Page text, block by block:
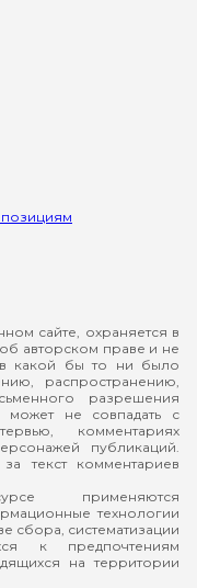
сайте, охраняется в
авторском праве и не
какой бы то ни было
распространению,
разрешения
может не совпадать с
комментариях
публикаций.
текст комментариев
применяются
технологии
сбора, систематизации
к предпочтениям
на территории